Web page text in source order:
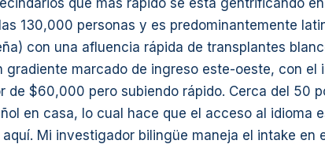
que más rápido se está gentrificando
130,000 personas y es predominantemente
con una afluencia rápida de transplantes
gradiente marcado de ingreso este-oeste, con el
de $60,000 pero subiendo rápido. Cerca del 50
en casa, lo cual hace que el acceso al idioma
Mi investigador bilingüe maneja el intake en